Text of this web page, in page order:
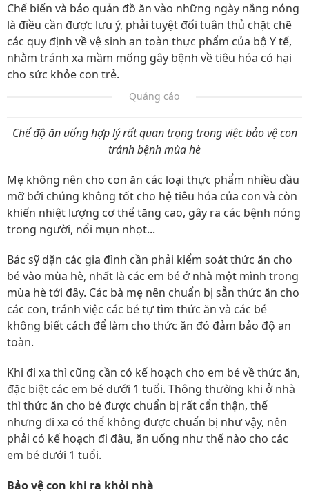
Chế biến và bảo quản đồ ăn vào những ngày nắng nóng
là điều cần được lưu ý, phải tuyệt đối tuân thủ chặt chẽ
các quy định về vệ sinh an toàn thực phẩm của bộ Y tế,
nhằm tránh xa mầm mống gây bệnh về tiêu hóa có hại
cho sức khỏe con trẻ.
Quảng cáo
Chế độ ăn uống hợp lý rất quan trọng trong việc bảo vệ con
tránh bệnh mùa hè
Mẹ không nên cho con ăn các loại thực phẩm nhiều dầu
mỡ bởi chúng không tốt cho hệ tiêu hóa của con và còn
khiến nhiệt lượng cơ thể tăng cao, gây ra các bệnh nóng
trong người, nổi mụn nhọt...
Bác sỹ dặn các gia đình cần phải kiểm soát thức ăn cho
bé vào mùa hè, nhất là các em bé ở nhà một mình trong
mùa hè tới đây. Các bà mẹ nên chuẩn bị sẵn thức ăn cho
các con, tránh việc các bé tự tìm thức ăn và các bé
không biết cách để làm cho thức ăn đó đảm bảo độ an
toàn.
Khi đi xa thì cũng cần có kế hoạch cho em bé về thức ăn,
đặc biệt các em bé dưới 1 tuổi. Thông thường khi ở nhà
thì thức ăn cho bé được chuẩn bị rất cẩn thận, thế
nhưng đi xa có thể không được chuẩn bị như vậy, nên
phải có kế hoạch đi đâu, ăn uống như thế nào cho các
em bé dưới 1 tuổi.
Bảo vệ con khi ra khỏi nhà